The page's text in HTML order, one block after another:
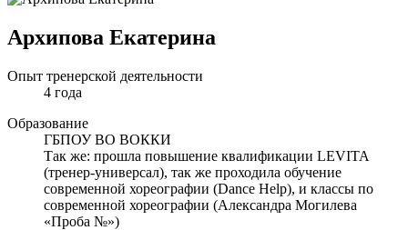
Архипова Екатерина
Опыт тренерской деятельности
4 года
Образование
ГБПОУ ВО ВОККИ
Так же: прошла повышение квалификации LEVITA
(тренер-универсал), так же проходила обучение
современной хореографии (Dance Help), и классы по
современной хореографии (Александра Могилева
«Проба №»)